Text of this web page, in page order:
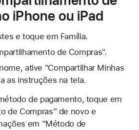
iPhone ou iPad
e toque em Família.
de Compras".
ative "Compartilhar Minhas
as instruções na tela.
de pagamento, toque em
de Compras” de novo e
em “Método de